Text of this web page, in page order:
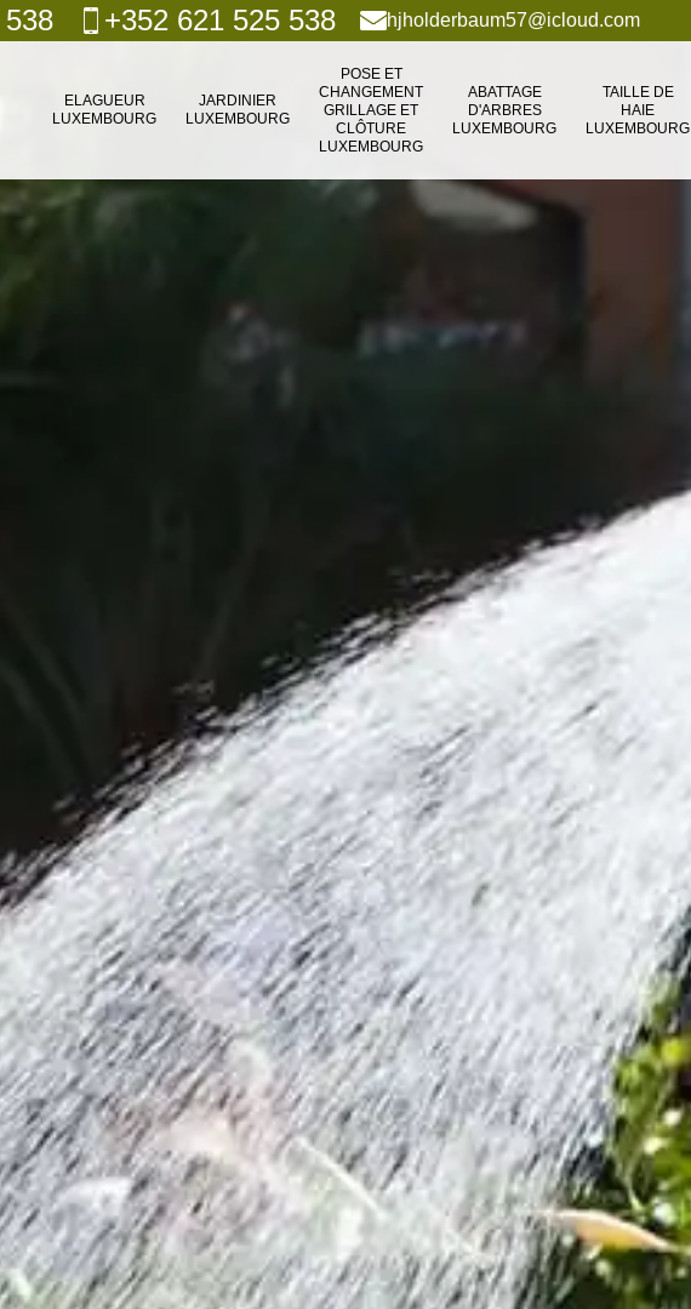
+352 621 525 538 hjholderbaum57@icloud.com
ELAGUEUR
LUXEMBOURG
JARDINIER
LUXEMBOURG
POSE ET
CHANGEMENT
GRILLAGE ET
CLÔTURE
LUXEMBOURG
ABATTAGE
D'ARBRES
LUXEMBOURG
TAILLE DE
HAIE
LUXEMBOURG